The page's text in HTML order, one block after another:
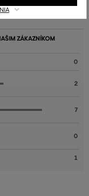
ZÁKAZNÍKOM
0
2
7
0
1